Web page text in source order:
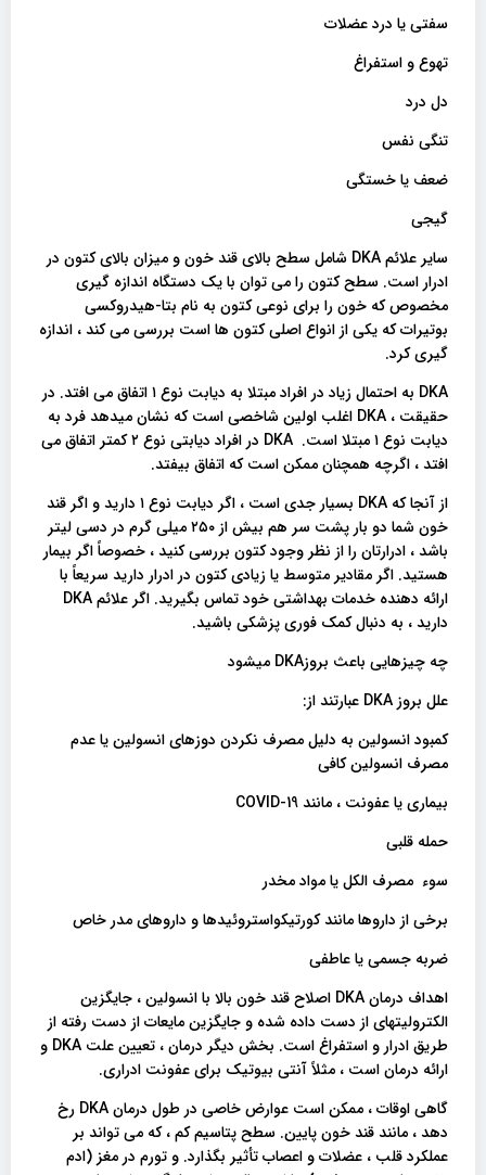
سفتی یا درد عضلات
تهوع و استفراغ
دل درد
تنگی نفس
ضعف یا خستگی
گیجی
سایر علائم DKA شامل سطح بالای قند خون و میزان بالای کتون در
ادرار است. سطح کتون را می توان با یک دستگاه اندازه گیری
مخصوص که خون را برای نوعی کتون به نام بتا-هیدروکسی
بوتیرات که یکی از انواع اصلی کتون ها است بررسی می کند ، اندازه
گیری کرد.
DKA به احتمال زیاد در افراد مبتلا به دیابت نوع ۱ اتفاق می افتد. در
حقیقت ، DKA اغلب اولین شاخصی است که نشان میدهد فرد به
دیابت نوع ۱ مبتلا است. DKA در افراد دیابتی نوع ۲ کمتر اتفاق می
افتد ، اگرچه همچنان ممکن است که اتفاق بیفتد.
از آنجا که DKA بسیار جدی است ، اگر دیابت نوع ۱ دارید و اگر قند
خون شما دو بار پشت سر هم بیش از ۲۵۰ میلی گرم در دسی لیتر
باشد ، ادرارتان را از نظر وجود کتون بررسی کنید ، خصوصاً اگر بیمار
هستید. اگر مقادیر متوسط یا زیادی کتون در ادرار دارید سریعاً با
ارائه دهنده خدمات بهداشتی خود تماس بگیرید. اگر علائم DKA
دارید ، به دنبال کمک فوری پزشکی باشید.
چه چیزهایی باعث بروزDKA میشود
علل بروز DKA عبارتند از:
کمبود انسولین به دلیل مصرف نکردن دوزهای انسولین یا عدم
مصرف انسولین کافی
بیماری یا عفونت ، مانند COVID-19
حمله قلبی
سوء مصرف الکل یا مواد مخدر
برخی از داروها مانند کورتیکواستروئیدها و داروهای مدر خاص
ضربه جسمی یا عاطفی
اهداف درمان DKA اصلاح قند خون بالا با انسولین ، جایگزین
الکترولیتهای از دست داده شده و جایگزین مایعات از دست رفته از
طریق ادرار و استفراغ است. بخش دیگر درمان ، تعیین علت DKA و
ارائه درمان است ، مثلاً آنتی بیوتیک برای عفونت ادراری.
گاهی اوقات ، ممکن است عوارض خاصی در طول درمان DKA رخ
دهد ، مانند قند خون پایین. سطح پتاسیم کم ، که می تواند بر
عملکرد قلب ، عضلات و اعصاب تأثیر بگذارد. و تورم در مغز (ادم